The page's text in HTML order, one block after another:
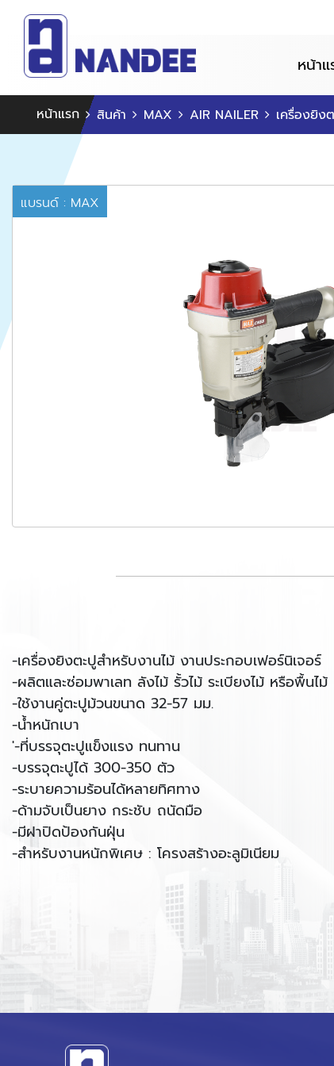
หน้า
หน้าแรก สินค้า MAX AIR NAILER เครื่องยิง
แบรนด์ : MAX
-เครื่องยิงตะปูสำหรับงานไม้ งานประกอบเฟอร์นิเจอร์
-ผลิตและซ่อมพาเลท ลังไม้ รั้วไม้ ระเบียงไม้ หรือพื้นไม้
-ใช้งานคู่ตะปูม้วนขนาด 32-57 มม.
-น้ำหนักเบา
'-ที่บรรจุตะปูแข็งแรง ทนทาน
-บรรจุตะปูได้ 300-350 ตัว
-ระบายความร้อนได้หลายทิศทาง
-ด้ามจับเป็นยาง กระชับ ถนัดมือ
-มีฝาปิดป้องกันฝุ่น
-สำหรับงานหนักพิเศษ : โครงสร้างอะลูมิเนียม